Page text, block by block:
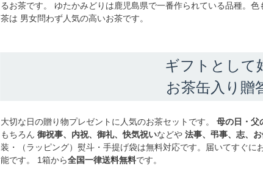
るお茶です。 ゆたかみどりは鹿児島県で一番作られている品種。
茶は 男女問わず人気の高いお茶です。
ギフトとして
お茶缶入り贈
大切な日の贈り物プレゼントに人気のお茶セットです。 母の日・父
もちろん 御祝事、内祝、御礼、快気祝いなどや 法事、弔事、志、お
装・（ラッピング）熨斗・手提げ袋は無料対応です。届いてすぐ
能です。 1箱から全国一律送料無料です。